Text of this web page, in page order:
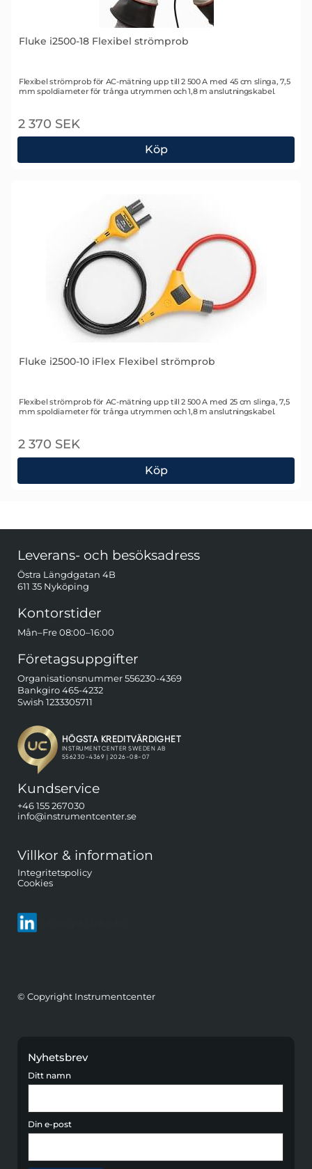
Fluke i2500-18 Flexibel strömprob
Art. nr 1417
Flexibel strömprob för AC-mätning upp till 2 500 A med 45 cm slinga, 7,5
mm spoldiameter för trånga utrymmen och 1,8 m anslutningskabel.
2 370 SEK
Köp
Fluke i2500-18 Flexibel strömprob
Fluke i2500-10 iFlex Flexibel strömprob
Art. nr 1414
Flexibel strömprob för AC-mätning upp till 2 500 A med 25 cm slinga, 7,5
mm spoldiameter för trånga utrymmen och 1,8 m anslutningskabel.
2 370 SEK
Köp
Fluke i2500-10 iFlex Flexibel strömprob
Leverans- och besöksadress
Östra Längdgatan 4B
611 35 Nyköping
Kontorstider
Mån–Fre 08:00–16:00
Företagsuppgifter
Organisationsnummer 556230-4369
Bankgiro 465-4232
Swish 1233305711
Kundservice
+46 155 267030
info@instrumentcenter.se
Villkor & information
Integritetspolicy
Cookies
© Copyright Instrumentcenter
Nyhetsbrev
Ditt namn
Din e-post